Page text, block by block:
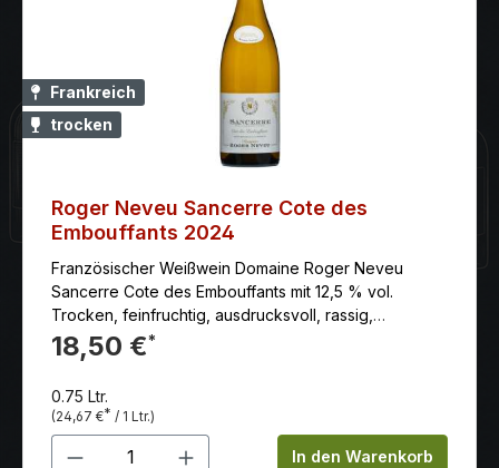
Aperitif oder zu Meeresfrüchten, Edelfisch oder
Frankreich
trocken
Roger Neveu Sancerre Cote des
Embouffants 2024
Französischer Weißwein Domaine Roger Neveu
Sancerre Cote des Embouffants mit 12,5 % vol.
Trocken, feinfruchtig, ausdrucksvoll, rassig,
nachhaltig.
18,50 €*
0.75 Ltr.
(24,67 €* / 1 Ltr.)
Produkt Anzahl: Gib denIn den Warenkorb